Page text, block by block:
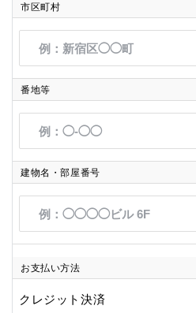
市区町村
番地等
建物名・部屋番号
お支払い方法
クレジット決済